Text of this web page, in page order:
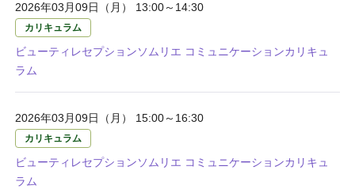
2026年03月09日（月） 13:00～14:30
カリキュラム
ビューティレセプションソムリエ コミュニケーションカリキュ
ラム
2026年03月09日（月） 15:00～16:30
カリキュラム
ビューティレセプションソムリエ コミュニケーションカリキュ
ラム